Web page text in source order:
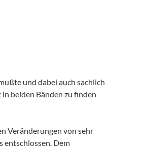
und dabei auch sachlich
beiden Bänden zu finden
Veränderungen von sehr
entschlossen. Dem